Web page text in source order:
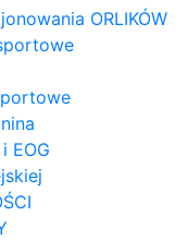
ORLIKÓW
EOG